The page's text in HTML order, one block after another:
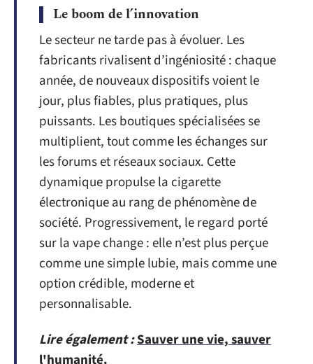
Le boom de l’innovation
Le secteur ne tarde pas à évoluer. Les
fabricants rivalisent d’ingéniosité : chaque
année, de nouveaux dispositifs voient le
jour, plus fiables, plus pratiques, plus
puissants. Les boutiques spécialisées se
multiplient, tout comme les échanges sur
les forums et réseaux sociaux. Cette
dynamique propulse la cigarette
électronique au rang de phénomène de
société. Progressivement, le regard porté
sur la vape change : elle n’est plus perçue
comme une simple lubie, mais comme une
option crédible, moderne et
personnalisable.
Lire également :Sauver une vie, sauver
l'humanité.